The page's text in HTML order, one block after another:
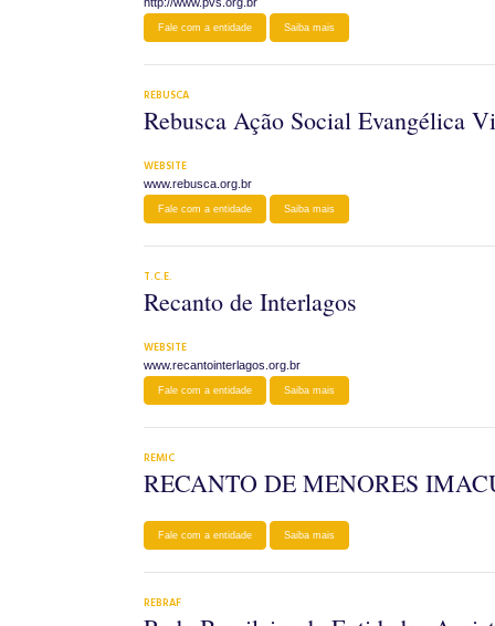
Fale com a entidade Saiba mais
REBUSCA
Rebusca Ação Social Evangélica
WEBSITE
www.rebusca.org.br
Fale com a entidade Saiba mais
T.C.E.
Recanto de Interlagos
WEBSITE
www.recantointerlagos.org.br
Fale com a entidade Saiba mais
REMIC
RECANTO DE MENORES
Fale com a entidade Saiba mais
REBRAF